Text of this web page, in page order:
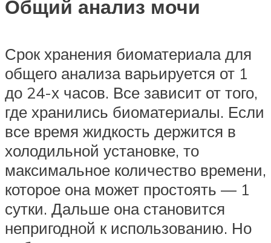
Общий анализ мочи
Срок хранения биоматериала для
общего анализа варьируется от 1
до 24-х часов. Все зависит от того,
где хранились биоматериалы. Если
все время жидкость держится в
холодильной установке, то
максимальное количество времени,
которое она может простоять — 1
сутки. Дальше она становится
непригодной к использованию. Но